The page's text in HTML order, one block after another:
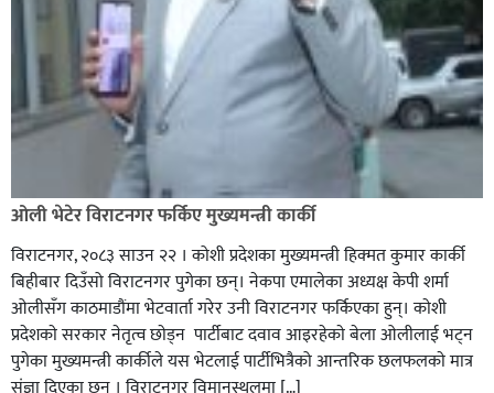
ओली भेटेर विराटनगर फर्किए मुख्यमन्त्री कार्की
विराटनगर, २०८३ साउन २२ । कोशी प्रदेशका मुख्यमन्त्री हिक्मत कुमार कार्की
बिहीबार दिउँसो विराटनगर पुगेका छन्। नेकपा एमालेका अध्यक्ष केपी शर्मा
ओलीसँग काठमाडौंमा भेटवार्ता गरेर उनी विराटनगर फर्किएका हुन्। काेशी
प्रदेशकाे सरकार नेतृत्व छाेड्न पार्टीबाट दवाव आइरहेकाे बेला ओलीलाई भट्न
पुगेका मुख्यमन्त्री कार्कीले यस भेटलाई पार्टीभित्रैको आन्तरिक छलफलकाे मात्र